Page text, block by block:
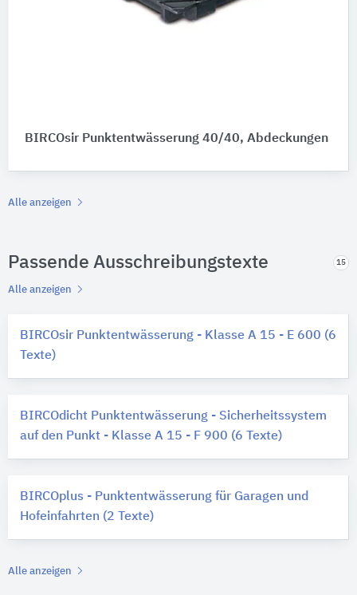
BIRCOsir Punktentwässerung 40/40, Abdeckungen
Alle anzeigen
Passende Ausschreibungstexte 15
Alle anzeigen
BIRCOsir Punktentwässerung - Klasse A 15 - E 600 (6
Texte)
BIRCOdicht Punktentwässerung - Sicherheitssystem
auf den Punkt - Klasse A 15 - F 900 (6 Texte)
BIRCOplus - Punktentwässerung für Garagen und
Hofeinfahrten (2 Texte)
Alle anzeigen